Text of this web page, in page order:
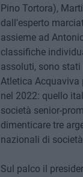
Pino Tortora),
dall'esperto
assieme ad
classifiche
assoluti, sono
Atletica Acquaviva
nel 2022: quello
società senior-
dimenticare tre
nazionali di
Sul palco il